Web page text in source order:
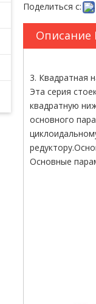
Поделиться с:
Описание
3. Квадратная
Эта серия
квадратную
основного
Основные